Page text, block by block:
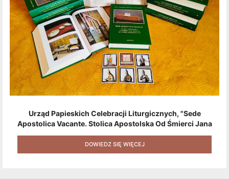
Urząd Papieskich Celebracji Liturgicznych, "Sede
Apostolica Vacante. Stolica Apostolska Od Śmierci Jana
Pawła II Do Wyboru Benedykta XVI" [2020] + Zestaw 6
Naklejek + Książka Niespodzianka + Kod Rabatowy Na
Kolejne Zakupy
DOWIEDZ SIĘ WIĘCEJ